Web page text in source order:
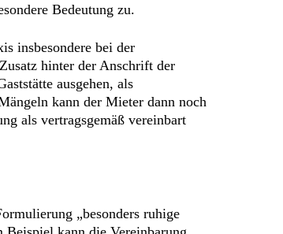
Bedeutung zu.
insbesondere bei der
hinter der Anschrift der
ausgehen, als
kann der Mieter dann noch
als vertragsgemäß vereinbart
„besonders ruhige